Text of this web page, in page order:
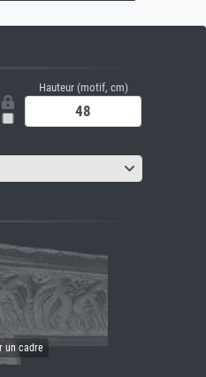
Hauteur (motif, cm)